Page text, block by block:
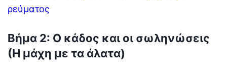
ρεύματος
Βήμα 2: Ο κάδος και οι σωληνώσεις
(Η μάχη με τα άλατα)